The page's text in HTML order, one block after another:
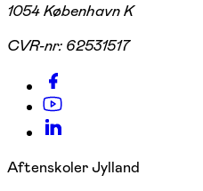
1054 København K
CVR-nr: 62531517
Aftenskoler Jylland